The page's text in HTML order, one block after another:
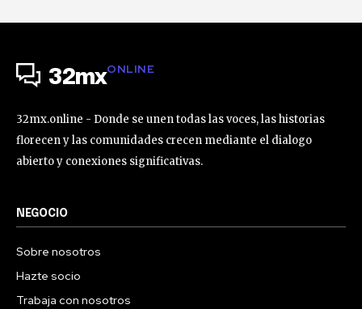
32mxONLINE
32mx.online - Donde se unen todas las voces, las historias
florecen y las comunidades crecen mediante el dialogo
abierto y conexiones significativas.
NEGOCIO
Sobre nosotros
Hazte socio
Trabaja con nosotros